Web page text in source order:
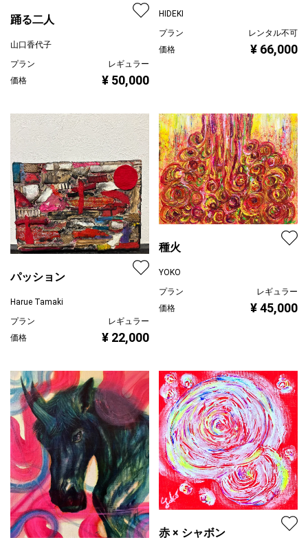
踊る二人
山口香代子
プラン
レギュラー
価格
¥ 50,000
HIDEKI
プラン
レンタル不可
価格
¥ 66,000
パッション
Harue Tamaki
プラン
レギュラー
価格
¥ 22,000
種火
YOKO
プラン
レギュラー
価格
¥ 45,000
赤 × シャボン